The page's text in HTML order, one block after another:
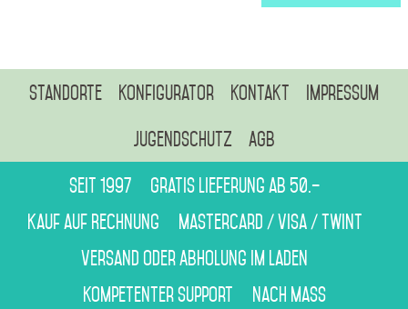
Standorte Konfigurator Kontakt Impressum
Jugendschutz AGB
Seit 1997
Gratis Lieferung ab 50.–
Kauf auf Rechnung
Mastercard / Visa / Twint
Versand oder Abholung im Laden
Kompetenter Support
Nach Mass